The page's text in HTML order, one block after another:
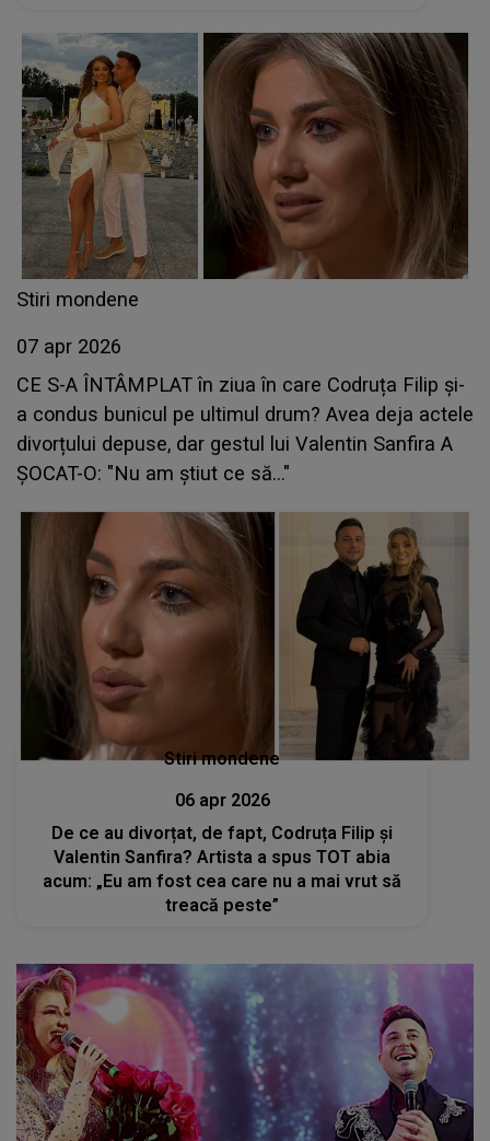
Stiri mondene
07 apr 2026
CE S-A ÎNTÂMPLAT în ziua în care Codruța Filip și-
a condus bunicul pe ultimul drum? Avea deja actele
divorțului depuse, dar gestul lui Valentin Sanfira A
ȘOCAT-O: "Nu am știut ce să..."
Stiri mondene
06 apr 2026
De ce au divorțat, de fapt, Codruța Filip și
Valentin Sanfira? Artista a spus TOT abia
acum: „Eu am fost cea care nu a mai vrut să
treacă peste”